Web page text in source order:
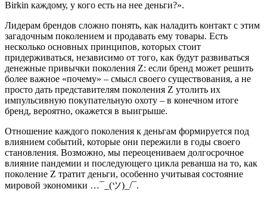
Birkin каждому, у кого есть на нее деньги?».
Лидерам брендов сложно понять, как наладить контакт с этим
загадочным поколением и продавать ему товары. Есть
несколько основных принципов, которых стоит
придерживаться, независимо от того, как будут развиваться
денежные привычки поколения Z: если бренд может решить
более важное «почему» – смысл своего существования, а не
просто дать представителям поколения Z утолить их
импульсивную покупательную охоту – в конечном итоге
бренд, вероятно, окажется в выигрыше.
Отношение каждого поколения к деньгам формируется под
влиянием событий, которые они пережили в годы своего
становления. Возможно, мы переоцениваем долгосрочное
влияние пандемии и последующего цикла реванша на то, как
поколение Z тратит деньги, особенно учитывая состояние
мировой экономики …¯_(ツ)_/¯.